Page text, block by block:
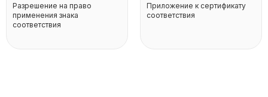
Разрешение на право
применения знака
соответствия
Приложение к сертификату
соответствия